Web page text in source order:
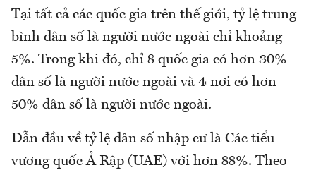
Tại tất cả các quốc gia trên thế giới, tỷ lệ trung
bình dân số là người nước ngoài chỉ khoảng
5%. Trong khi đó, chỉ 8 quốc gia có hơn 30%
dân số là người nước ngoài và 4 nơi có hơn
50% dân số là người nước ngoài.
Dẫn đầu về tỷ lệ dân số nhập cư là Các tiểu
vương quốc Ả Rập (UAE) với hơn 88%. Theo